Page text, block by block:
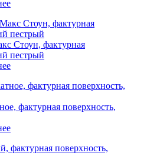
Стоун, фактурная
пестрый
фактурная поверхность,